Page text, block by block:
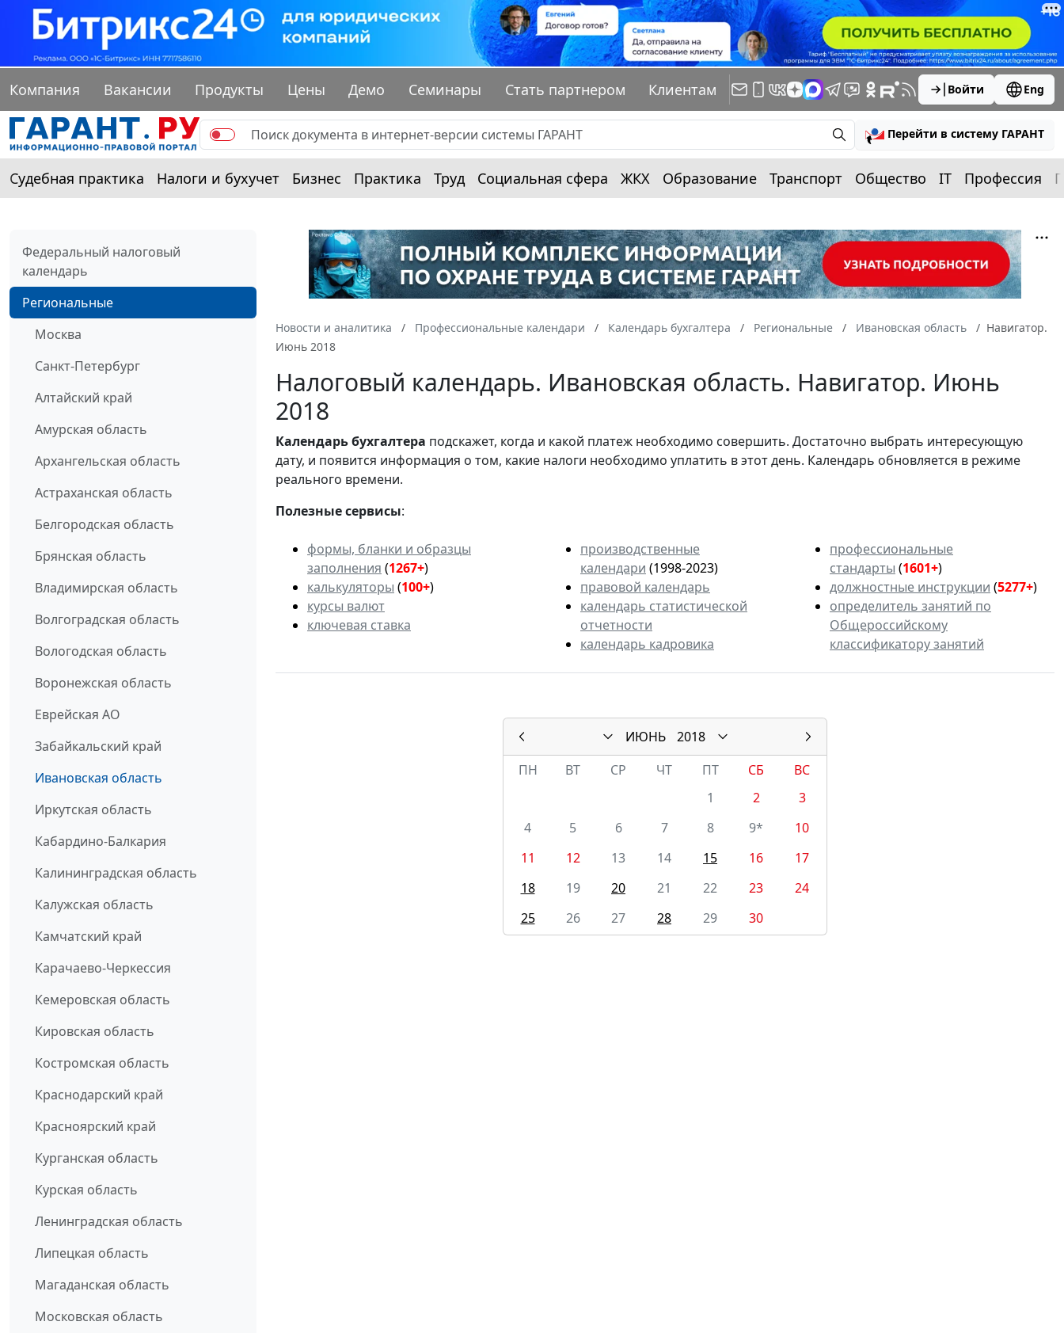
Компания Вакансии Продукты Цены Демо Семинары Стать партнером Клиентам Войти Eng
Перейти в систему ГАРАНТ
Судебная практика Налоги и бухучет Бизнес Практика Труд Социальная сфера ЖКХ Образование Транспорт Общество IT Профессия
Федеральный налоговый
календарь
Региональные
Москва
Санкт-Петербург
Алтайский край
Амурская область
Архангельская область
Астраханская область
Белгородская область
Брянская область
Владимирская область
Волгоградская область
Вологодская область
Воронежская область
Еврейская АО
Забайкальский край
Ивановская область
Иркутская область
Кабардино-Балкария
Калининградская область
Калужская область
Камчатский край
Карачаево-Черкессия
Кемеровская область
Кировская область
Костромская область
Краснодарский край
Красноярский край
Курганская область
Курская область
Ленинградская область
Липецкая область
Магаданская область
Московская область
Новости и аналитика Профессиональные календари Календарь бухгалтера Региональные Ивановская область
Навигатор.
Июнь 2018
Налоговый календарь. Ивановская область. Навигатор. Июнь
2018
Календарьбухгалтера подскажет, когда и какой платеж необходимо совершить. Достаточно выбрать интересующую
дату, и появится информация о том, какие налоги необходимо уплатить в этот день. Календарь обновляется в режиме
реального времени.
Полезные сервисы:
формы, бланки и образцы
заполнения (1267+)
калькуляторы (100+)
курсы валют
ключевая ставка
производственные
календари (1998-2023)
правовой календарь
календарь статистической
отчетности
календарь кадровика
профессиональные
стандарты (1601+)
должностные инструкции (5277+)
определитель занятий по
Общероссийскому
классификатору занятий
ИЮНЬ
2018
ПН
ВТ СР ЧТ ПТ СБ
ВС
1
2
3
4
5 6 7 8 9*
10
11
12 13 14 15 16
17
18
19 20 21 22 23
24
25
26 27 28 29 30